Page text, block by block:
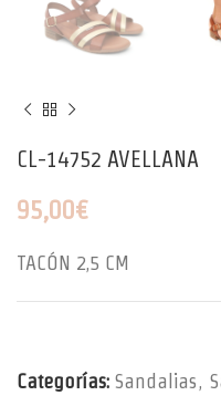
CL-14752 AVELLANA
95,00€
TACÓN 2,5 CM
Categorías: Sandalias,